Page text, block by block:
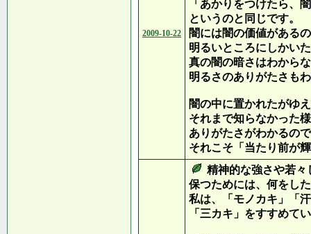
2009-10-22
「あかりをつけたら、
というのと同じです。
闇には闇の価値がある
明るいところにしかい
真の闇の暗さはわから
明るさのありがたさも
闇の中に置かれたがゆ
それまで知らなかった
ありがたさがわかるの
それこそ「当たり前が
精神的な強さや若々
保つためには、何をし
私は、「モノカキ」「
「三カキ」をすすめて